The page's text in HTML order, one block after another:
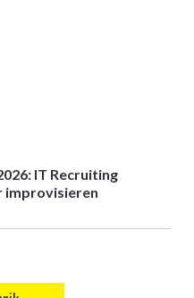
IT Recruiting
improvisieren